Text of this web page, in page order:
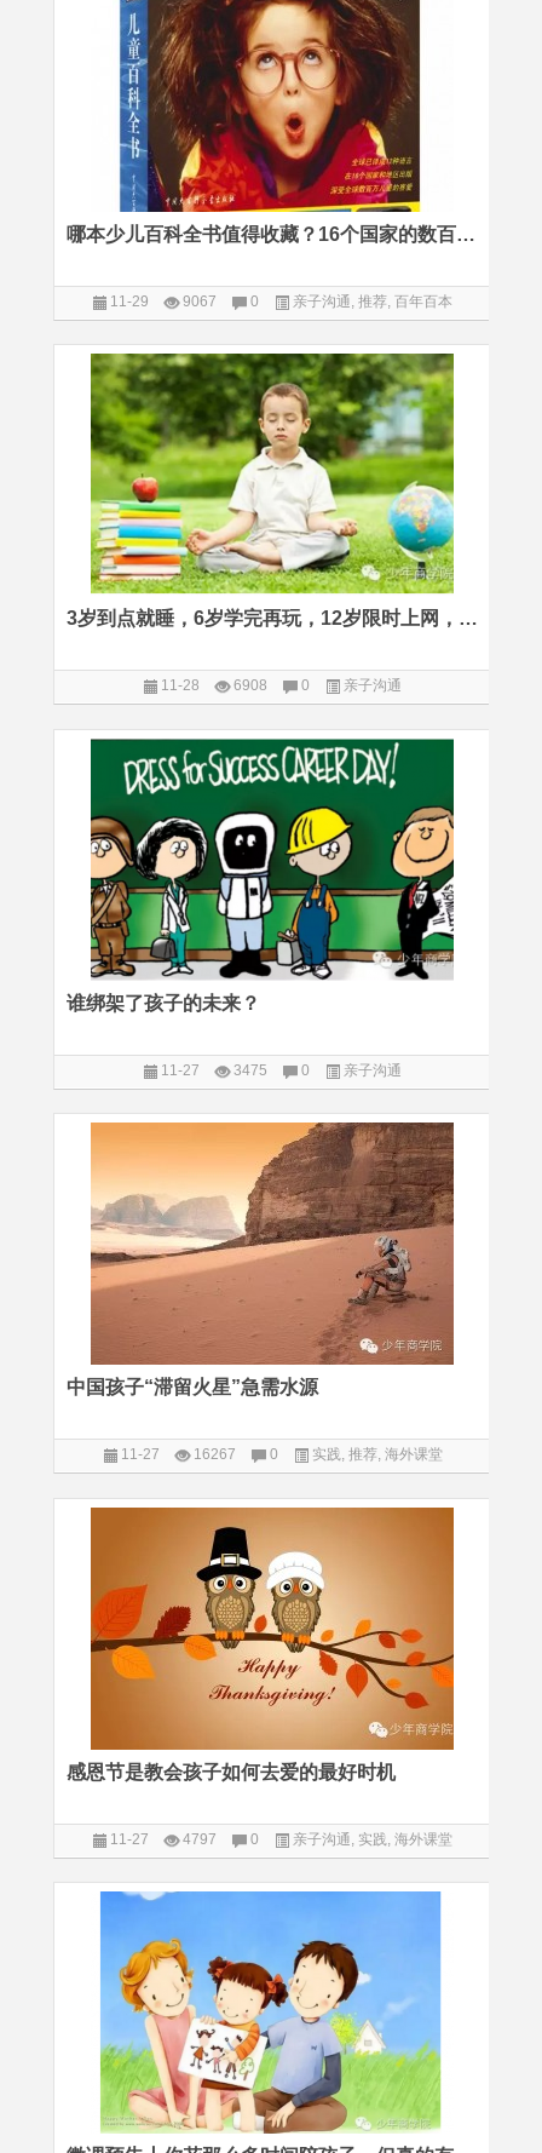
哪本少儿百科全书值得收藏？16个国家的数百万家长选择了它
11-29 9067 0 亲子沟通, 推荐, 百年百本
3岁到点就睡，6岁学完再玩，12岁限时上网，北美小孩超强自律性的奥秘
11-28 6908 0 亲子沟通
谁绑架了孩子的未来？
11-27 3475 0 亲子沟通
中国孩子“滞留火星”急需水源
11-27 16267 0 实践, 推荐, 海外课堂
感恩节是教会孩子如何去爱的最好时机
11-27 4797 0 亲子沟通, 实践, 海外课堂